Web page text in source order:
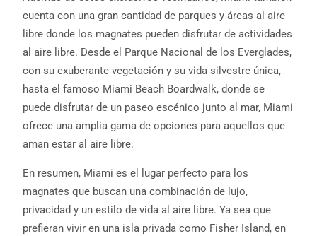
cuenta con una gran cantidad de parques y áreas al aire
libre donde los magnates pueden disfrutar de actividades
al aire libre. Desde el Parque Nacional de los Everglades,
con su exuberante vegetación y su vida silvestre única,
hasta el famoso Miami Beach Boardwalk, donde se
puede disfrutar de un paseo escénico junto al mar, Miami
ofrece una amplia gama de opciones para aquellos que
aman estar al aire libre.
En resumen, Miami es el lugar perfecto para los
magnates que buscan una combinación de lujo,
privacidad y un estilo de vida al aire libre. Ya sea que
prefieran vivir en una isla privada como Fisher Island, en